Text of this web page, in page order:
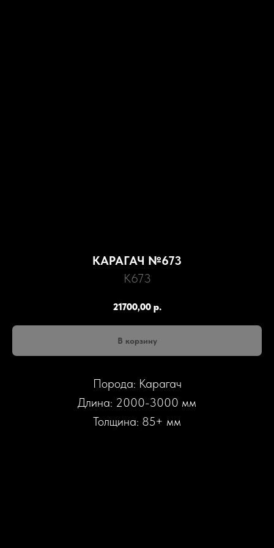
КАРАГАЧ №673
К673
21700,00 р.
В корзину
Порода: Карагач
Длина: 2000-3000 мм
Толщина: 85+ мм